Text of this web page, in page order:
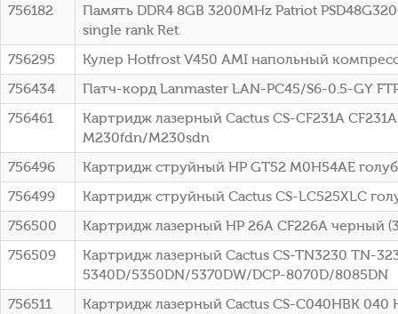
756182
Память DDR4 8GB 3200MHz Patriot
single rank Ret
756295
Кулер Hotfrost V450 AMI напольный
756434
Патч-корд Lanmaster LAN-PC45/S6-0.5-GY
756461
Картридж лазерный Cactus CS-CF231A
M230fdn/M230sdn
756496
Картридж струйный HP GT52 M0H54AE
756499
Картридж струйный Cactus CS-LC525XLC
756500
Картридж лазерный HP 26A CF226A черный
756509
Картридж лазерный Cactus CS-TN3230 TN-
5340D/5350DN/5370DW/DCP-8070D/8085DN
756511
Картридж лазерный Cactus CS-C040HBK 040